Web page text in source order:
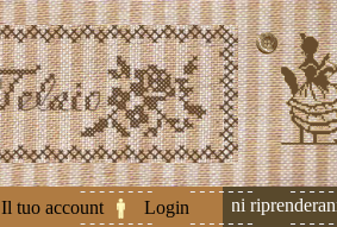
Il tuo account Login
Attenzione ! Le spedizioni